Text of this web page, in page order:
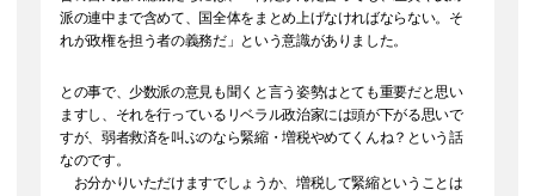
派の連中まで含めて、国全体をまとめ上げなければならない。そ
れが政権を担う者の義務だ」という意識がありました。
との事で、少数派の意見も聞くと言う姿勢はとても重要だと思い
ますし、それを行っているリベラル政治家には頭が下がる思いで
すが、弱者救済を叫ぶのなら緊縮・増税やめてくんね？という話
なのです。
お分かりいただけますでしょうか、増税して緊縮ということは